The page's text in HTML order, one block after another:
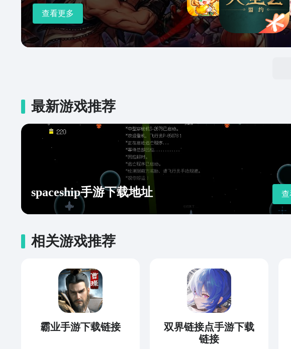
查看更多
最新游戏推荐
spaceship手游下载地址 查
相关游戏推荐
霸业手游下载链接
双界链接点手游下载
链接